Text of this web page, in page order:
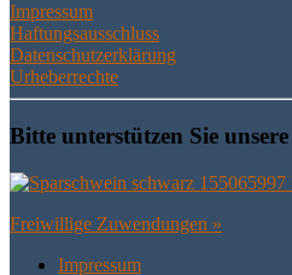
Impressum
Haftungsausschluss
Datenschutzerklärung
Urheberrechte
Bit­te unter­stüt­zen Sie
Frei­wil­li­ge Zuwendungen »
Impres­sum